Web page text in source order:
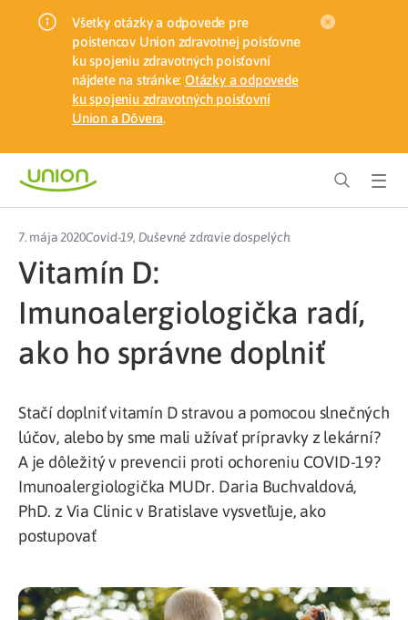
Všetky otázky a odpovede pre
poistencov Union zdravotnej poisťovne
ku spojeniu zdravotných poisťovní
nájdete na stránke: Otázky a odpovede
ku spojeniu zdravotných poisťovní
Union a Dôvera.
7. mája 2020Covid-19, Duševné zdravie dospelých
Vitamín D:
Imunoalergiologička radí,
ako ho správne doplniť
Stačí doplniť vitamín D stravou a pomocou slnečných
lúčov, alebo by sme mali užívať prípravky z lekární?
A je dôležitý v prevencii proti ochoreniu COVID-19?
Imunoalergiologička MUDr. Daria Buchvaldová,
PhD. z Via Clinic v Bratislave vysvetľuje, ako
postupovať